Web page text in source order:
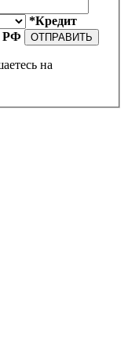
*Кредит
РФ
ОТПРАВИТЬ
на